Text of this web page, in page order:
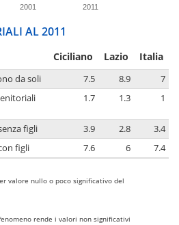
2001 2011
AL 2011
Ciciliano Lazio Italia
da soli 7.5 8.9
7
1.7 1.3 1
figli 3.9 2.8
3.4
figli
7.6 6 7.4
valore nullo o poco significativo del
rende i valori non significativi